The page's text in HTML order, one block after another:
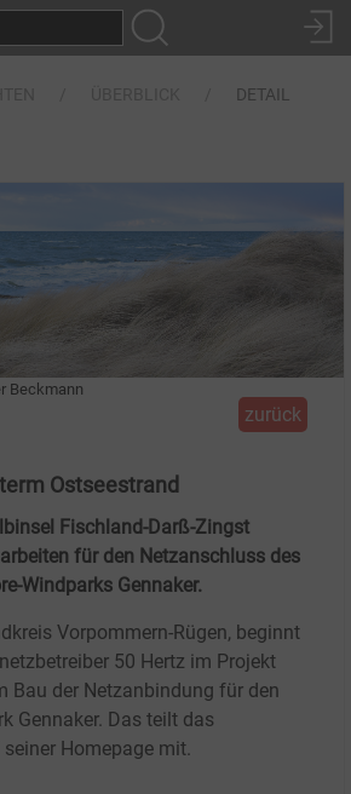
DETAIL
Beckmann
zurück
Ostseestrand
Fischland-Darß-Zingst
für den Netzanschluss des
Windparks Gennaker.
Vorpommern-Rügen, beginnt
50 Hertz im Projekt
Bau der Netzanbindung für den
Gennaker. Das teilt das
Homepage mit.